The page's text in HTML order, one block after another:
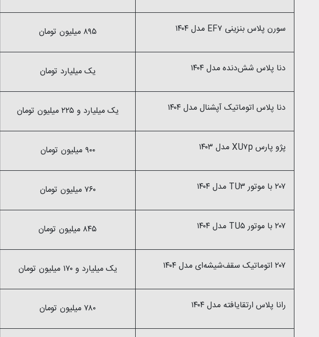
سورن پلاس بنزینی EF۷ مدل ۱۴۰۴ ۸۹۵ میلیون تومان
دنا پلاس شش‌دنده‌‌ مدل ۱۴۰۴ یک میلیارد تومان
دنا پلاس اتوماتیک آپشنال مدل ۱۴۰۴ یک میلیارد و ۲۲۵ میلیون تومان
پژو پارس XU۷p مدل ۱۴۰۳ ۹۰۰ میلیون تومان
۲۰۷ با موتور TU۳ مدل ۱۴۰۴ ۷۶۰ میلیون تومان
۲۰۷ با موتور TU۵ مدل ۱۴۰۴ ۸۴۵ میلیون تومان
۲۰۷ اتوماتیک سقف‌شیشه‌ای مدل ۱۴۰۴ یک میلیارد و ۱۷۰ میلیون تومان
رانا پلاس ارتقایافته مدل ۱۴۰۴ ۷۸۰ میلیون تومان